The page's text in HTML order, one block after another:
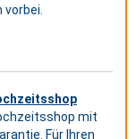
mit
Für Ihren